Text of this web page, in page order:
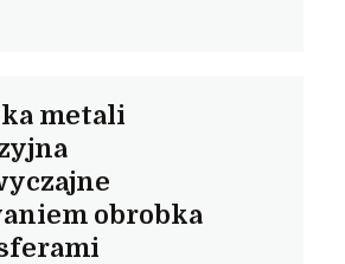
metali
obrobka